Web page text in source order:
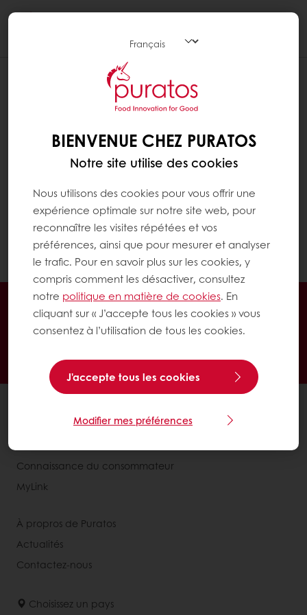
COMMENT PUIS-JE CONTACTER LE
SERVICE CLIENT ?
En haut à droite de la page, vous trouverez le
bouton "Contact" pour accéder au
formulaire de contact. Vous y trouverez notre
pouvez également remplir le formulaire pour
nous contacter à propos de problèmes
spécifiques. Nous vous répondrons dès que
possible.
BIENVENUE CHEZ PURATOS
Notre site utilise des cookies
Nous utilisons des cookies pour vous offrir une
expérience optimale sur notre site web, pour
reconnaître les visites répétées et vos
préférences, ainsi que pour mesurer et analyser
le trafic. Pour en savoir plus sur les cookies, y
compris comment les désactiver, consultez
notre politique en matière de cookies. En
cliquant sur « J’accepte tous les cookies » vous
consentez à l’utilisation de tous les cookies.
J'accepte tous les cookies
Modifier mes préférences
Commandes en ligne 24/7
Paiement en ligne sécurisé
Accès à vos informations personnelles (factures)
Connaissance du consommateur
MyLink
À propros de Puratos
Actualités
Contactez-nous
Choisissez un pays